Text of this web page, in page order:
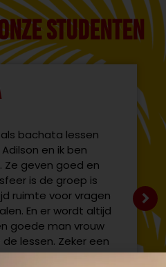
studenten
bachata lessen
en ik ben
Ze geven goed en
is de groep is
ruimte voor vragen
En er wordt altijd
goede man vrouw
lessen. Zeker een